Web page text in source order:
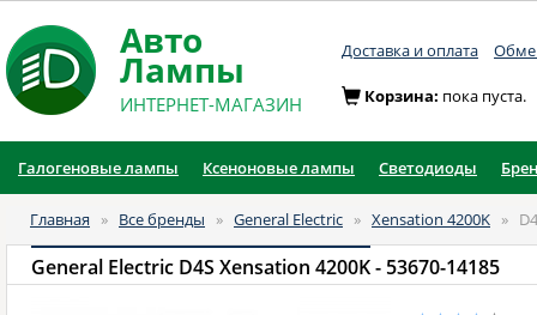
Авто
Лампы
ИНТЕРНЕТ-МАГАЗИН
Доставка и оплата
Корзина: пока пуста.
Галогеновые лампы Ксеноновые лампы Светодиоды
Главная » Все бренды » General Electric » Xensation 4200K »
General Electric D4S Xensation 4200K- 53670-14185